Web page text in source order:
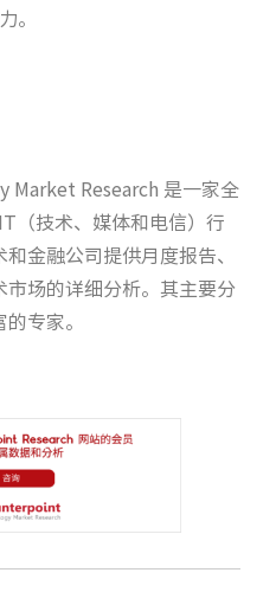
。
Research 是一家全
（技术、媒体和电信）行
金融公司提供月度报告、
场的详细分析。其主要分
专家。